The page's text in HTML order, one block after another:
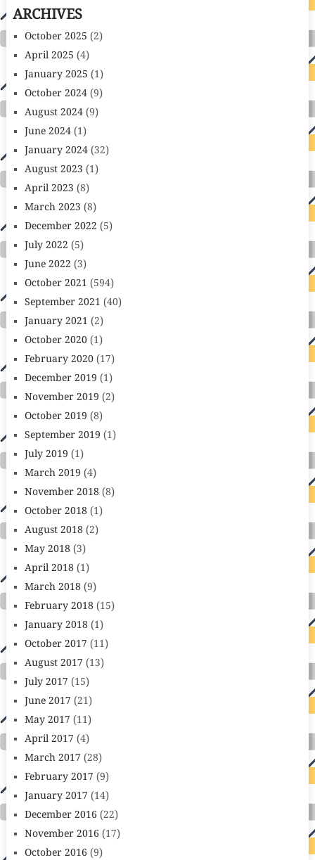
ARCHIVES
October 2025 (2)
April 2025 (4)
January 2025 (1)
October 2024(9)
August 2024(9)
June 2024(1)
January 2024(32)
August 2023 (1)
April 2023 (8)
March 2023 (8)
December 2022 (5)
July 2022 (5)
June 2022 (3)
October 2021 (594)
September 2021 (40)
January 2021 (2)
October 2020(1)
February 2020(17)
December 2019 (1)
November 2019 (2)
October 2019 (8)
September 2019 (1)
July 2019 (1)
March 2019 (4)
November 2018(8)
October 2018(1)
August 2018(2)
May 2018(3)
April 2018(1)
March 2018(9)
February 2018(15)
January 2018(1)
October 2017 (11)
August 2017 (13)
July 2017 (15)
June 2017 (21)
May 2017 (11)
April 2017 (4)
March 2017 (28)
February 2017 (9)
January 2017 (14)
December 2016 (22)
November 2016 (17)
October 2016 (9)